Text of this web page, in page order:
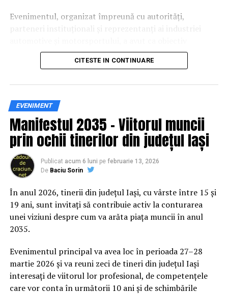
Evenimentul, organizat împreună cu autorități,
parteneri instituționali și reprezentanți ai industriei
principal transformarea prevenției într-o experiență
practică și accesibilă publicului larg.
Siguranța rutieră, adusă mai
aproape de comunitate
Datele privind accidentele rutiere din România continuă
să evidențieze necesitatea unor inițiative de educație și
prevenție. În 2025, peste 3.000 de persoane au fost
rănite grav în accidente rutiere, iar mai mult de 1.300 și-
au pierdut viața pe șoselele din țară.
În acest context, campania „Condu Prudent! Alege
Viața!” își propune să transforme informația teoretică
într-o experiență directă, prin simulări și demonstrații
care îi ajută pe participanți să înțeleagă concret
impactul deciziilor luate în trafic.
CITESTE IN CONTINUARE
EVENIMENT
Manifestul 2035 – Viitorul muncii
prin ochii tinerilor din județul Iași
Publicat acum 6 luni pe februarie 13, 2026
De Baciu Sorin
În anul 2026, tinerii din județul Iași, cu vârste între 15 și
19 ani, sunt invitați să contribuie activ la conturarea
unei viziuni despre cum va arăta piața muncii în anul
2035.
Evenimentul principal va avea loc în perioada 27–28
martie 2026 și va reuni zeci de tineri din județul Iași
interesați de viitorul lor profesional, de competențele
care vor conta în următorii 10 ani și de schimbările